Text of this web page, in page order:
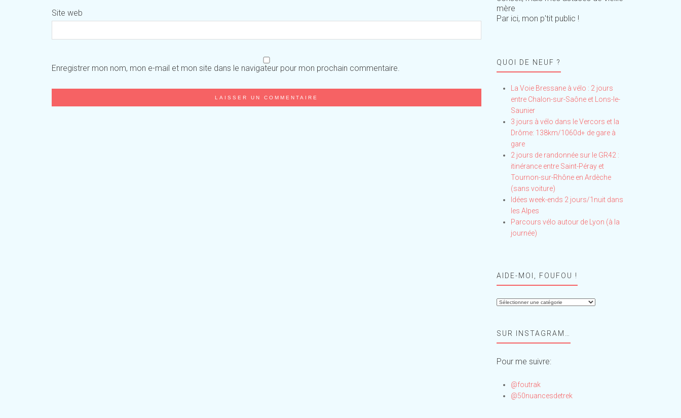
Site web
Enregistrer mon nom, mon e-mail et mon site dans le navigateur pour mon prochain commentaire.
mère
Par ici, mon p'tit public !
QUOI DE NEUF ?
La Voie Bressane à vélo : 2 jours
entre Chalon-sur-Saône et Lons-le-
Saunier
3 jours à vélo dans le Vercors et la
Drôme: 138km/1060d+ de gare à
gare
2 jours de randonnée sur le GR42 :
itinérance entre Saint-Péray et
Tournon-sur-Rhône en Ardèche
(sans voiture)
Idées week-ends 2 jours/1nuit dans
les Alpes
Parcours vélo autour de Lyon (à la
journée)
AIDE-MOI, FOUFOU !
Aide-
!SUR INSTAGRAM…
Pour me suivre:
@foutrak
@50nuancesdetrek